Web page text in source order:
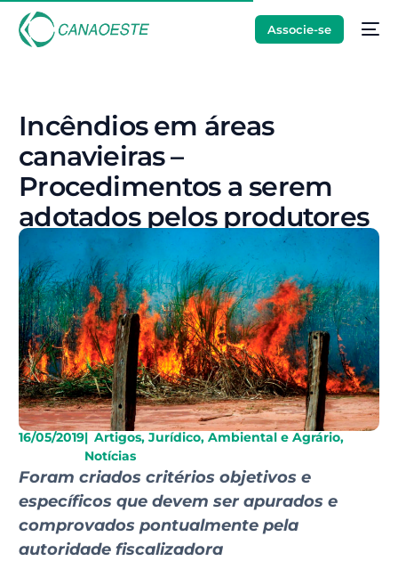
Associe-se
Incêndios em áreas
canavieiras –
Procedimentos a serem
adotados pelos produtores
16/05/2019| Artigos,Jurídico, Ambiental e Agrário,
Notícias
Foram criados critérios objetivos e
específicos que devem ser apurados e
comprovados pontualmente pela
autoridade fiscalizadora